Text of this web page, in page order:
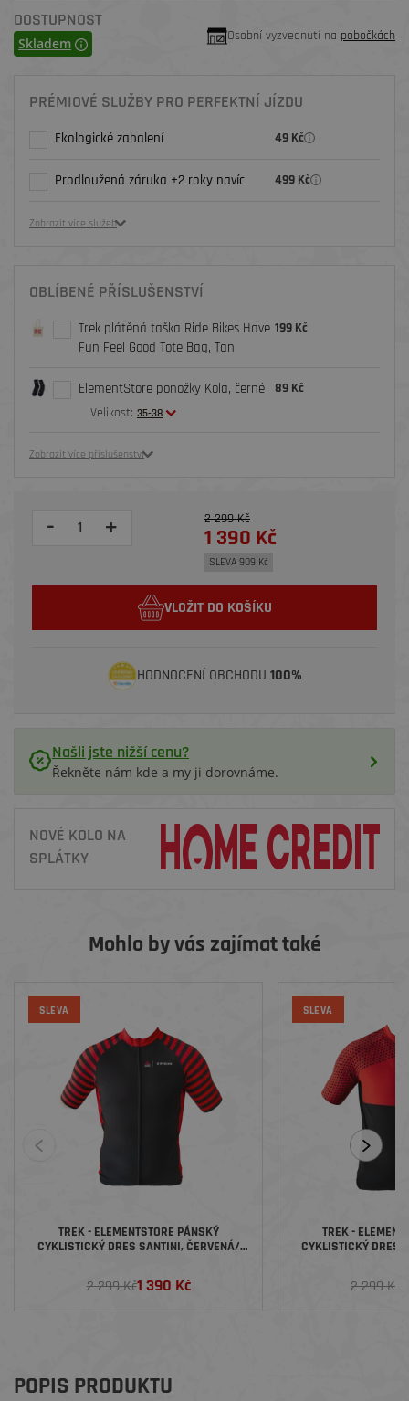
DOSTUPNOST
Skladem Osobní vyzvednutí na pobočkách
PRÉMIOVÉ SLUŽBY PRO PERFEKTNÍ JÍZDU
Ekologické zabalení 49 Kč
Prodloužená záruka +2 roky navíc 499 Kč
Zobrazit více služeb
OBLÍBENÉ PŘÍSLUŠENSTVÍ
Trek plátěná taška Ride Bikes Have
Fun Feel Good Tote Bag, Tan
199 Kč
ElementStore ponožky Kola, černé
Velikost: 35-38
89 Kč
Zobrazit více příslušenství
- + 2 299 Kč
1 390 Kč
SLEVA 909 Kč
VLOŽIT DO KOŠÍKU
HODNOCENÍ OBCHODU 100%
Našli jste nižší cenu?
Řekněte nám kde a my ji dorovnáme.
NOVÉ KOLO NA
SPLÁTKY
Mohlo by vás zajímat také
SLEVA
TREK - ELEMENTSTORE PÁNSKÝ
CYKLISTICKÝ DRES SANTINI, ČERVENÁ/
2 299 Kč1 390 Kč
SLEVA
TREK -
CYKLISTICKÝ DRES
2 299 Kč
POPIS PRODUKTU